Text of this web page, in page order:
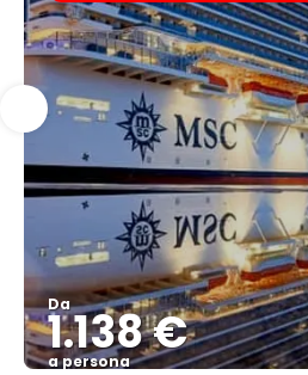
Da
1.138 €
a persona